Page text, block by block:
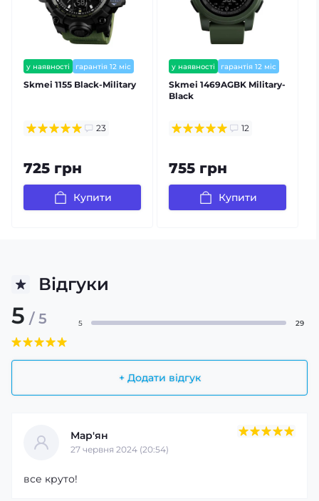
у наявності гарантія 12 міс
Skmei 1155 Black-Military
23
725 грн
Купити
у наявності гарантія 12 міс
Skmei 1469AGBK Military-
Black
12
755 грн
Купити
Відгуки
5 / 5
+ Додати відгук
5 29
Мар'ян
27 червня 2024 (20:54)
все круто!